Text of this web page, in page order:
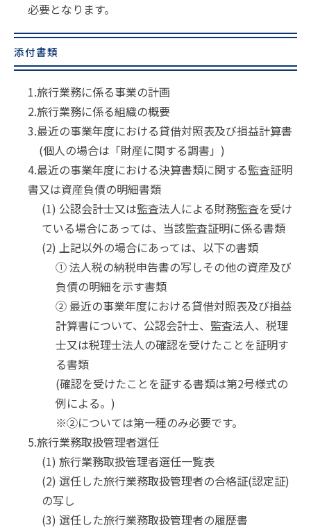
必要となります。
添付書類
1.旅行業務に係る事業の計画
2.旅行業務に係る組織の概要
3.最近の事業年度における貸借対照表及び損益計算書
(個人の場合は「財産に関する調書」)
4.最近の事業年度における決算書類に関する監査証明
書又は資産負債の明細書類
(1) 公認会計士又は監査法人による財務監査を受け
ている場合にあっては、当該監査証明に係る書類
(2) 上記以外の場合にあっては、以下の書類
① 法人税の納税申告書の写しその他の資産及び
負債の明細を示す書類
② 最近の事業年度における貸借対照表及び損益
計算書について、公認会計士、監査法人、税理
士又は税理士法人の確認を受けたことを証明す
る書類
(確認を受けたことを証する書類は第2号様式の
例による。)
※②については第一種のみ必要です。
5.旅行業務取扱管理者選任
(1) 旅行業務取扱管理者選任一覧表
(2) 選任した旅行業務取扱管理者の合格証(認定証)
の写し
(3) 選任した旅行業務取扱管理者の履歴書